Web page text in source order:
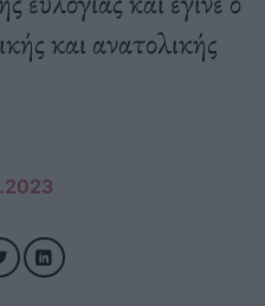
και ανατολικής